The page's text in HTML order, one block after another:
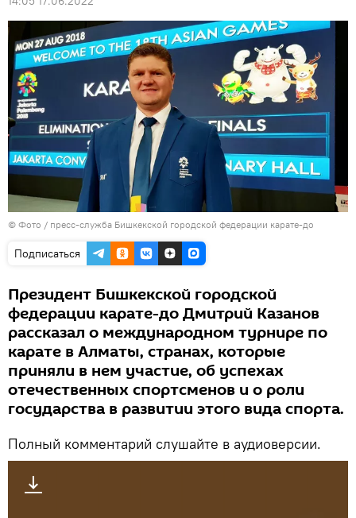
© Фото / пресс-служба Бишкекской городской федерации карате-до
Подписаться
Президент Бишкекской городской
федерации карате-до Дмитрий Казанов
рассказал о международном турнире по
карате в Алматы, странах, которые
приняли в нем участие, об успехах
отечественных спортсменов и о роли
государства в развитии этого вида спорта.
Полный комментарий слушайте в аудиоверсии.